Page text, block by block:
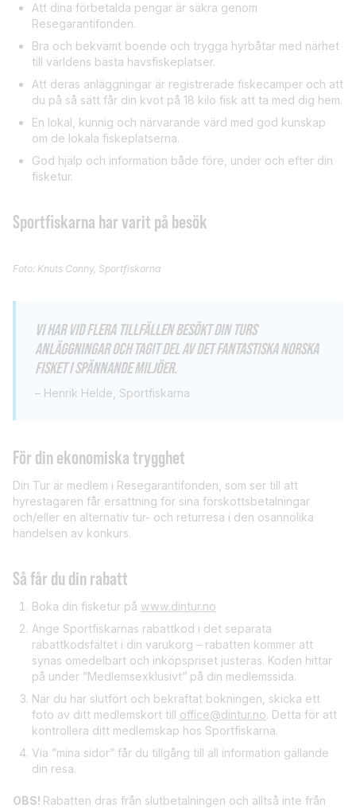
Att dina förbetalda pengar är säkra genom
Resegarantifonden.
Bra och bekvämt boende och trygga hyrbåtar med närhet
till världens bästa havsfiskeplatser.
Att deras anläggningar är registrerade fiskecamper och att
du på så sätt får din kvot på 18 kilo fisk att ta med dig hem.
En lokal, kunnig och närvarande värd med god kunskap
om de lokala fiskeplatserna.
God hjälp och information både före, under och efter din
fisketur.
Sportfiskarna har varit på besök
Foto: Knuts Conny, Sportfiskarna
VI HAR VID FLERA TILLFÄLLEN BESÖKT DIN TURS
ANLÄGGNINGAR OCH TAGIT DEL AV DET FANTASTISKA NORSKA
FISKET I SPÄNNANDE MILJÖER.
– Henrik Helde, Sportfiskarna
För din ekonomiska trygghet
Din Tur är medlem i Resegarantifonden, som ser till att
hyrestagaren får ersättning för sina förskottsbetalningar
och/eller en alternativ tur- och returresa i den osannolika
händelsen av konkurs.
Så får du din rabatt
Boka din fisketur på www.dintur.no
Ange Sportfiskarnas rabattkod i det separata
rabattkodsfältet i din varukorg – rabatten kommer att
synas omedelbart och inköpspriset justeras. Koden hittar
på under ”Medlemsexklusivt” på din medlemssida.
När du har slutfört och bekräftat bokningen, skicka ett
foto av ditt medlemskort till office@dintur.no. Detta för att
kontrollera ditt medlemskap hos Sportfiskarna.
Via ”mina sidor” får du tillgång till all information gällande
din resa.
OBS! Rabatten dras från slutbetalningen och alltså inte från